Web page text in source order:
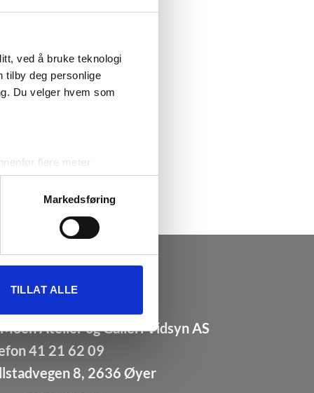
ved å bruke teknologi
tilby deg personlige
Du velger hvem som
flere meter
hvordan de skal brukes.
partnerne våre innen
Markedsføring
TILLAT ALLE
ARNE MOEN
Atelier og Galleri Vidsyn AS
41 21 62 09
8, 2636 Øyer